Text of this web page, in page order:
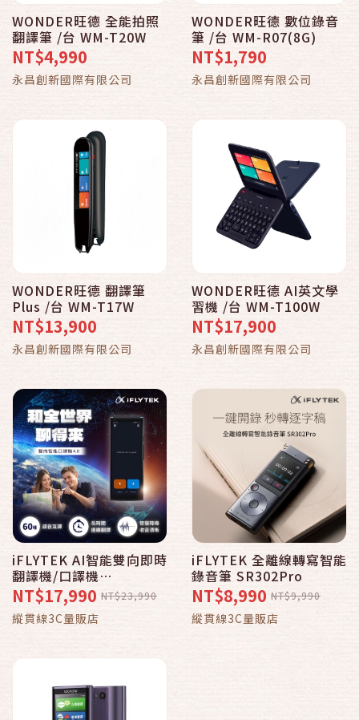
WONDER旺德 全能拍照
翻譯筆 /台 WM-T20W
NT$4,990
永昌創新國際有限公司
WONDER旺德 數位錄音
筆 /台 WM-R07(8G)
NT$1,790
永昌創新國際有限公司
WONDER旺德 翻譯筆
Plus /台 WM-T17W
NT$13,900
永昌創新國際有限公司
WONDER旺德 AI英文學
習機 /台 WM-T100W
NT$17,900
永昌創新國際有限公司
iFLYTEK AI智能雙向即時
翻譯機/口譯機
AIT2221T
NT$17,990 NT$23,990
縱貫線3C量販店
iFLYTEK 全離線轉寫智能
錄音筆 SR302Pro
NT$8,990 NT$9,990
縱貫線3C量販店